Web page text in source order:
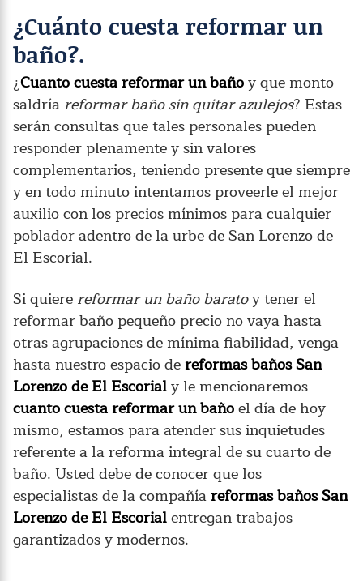
¿Cuánto cuesta reformar un
baño?.
¿Cuanto cuesta reformar un bañoy que monto
saldría reformar baño sin quitar azulejos? Estas
serán consultas que tales personales pueden
responder plenamente y sin valores
complementarios, teniendo presente que siempre
y en todo minuto intentamos proveerle el mejor
auxilio con los precios mínimos para cualquier
poblador adentro de la urbe de San Lorenzo de
El Escorial.
Si quiere reformar un baño baratoy tener el
reformar baño pequeño precio no vaya hasta
otras agrupaciones de mínima fiabilidad, venga
hasta nuestro espacio dereformas baños San
Lorenzo de El Escorialy le mencionaremos
cuanto cuesta reformar un bañoel día de hoy
mismo, estamos para atender sus inquietudes
referente a la reforma integral de su cuarto de
baño. Usted debe de conocer que los
especialistas de la compañíareformas baños San
Lorenzo de El Escorialentregan trabajos
garantizados y modernos.